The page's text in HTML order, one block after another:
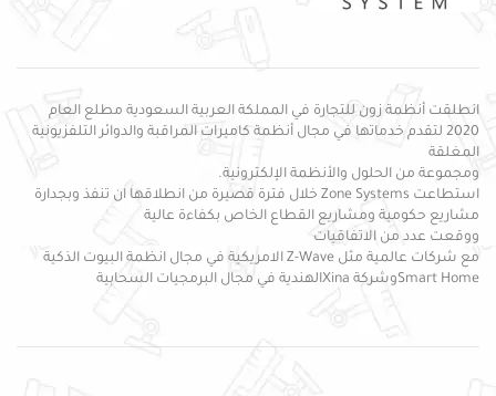
انطلقت أنظمة زون للتجارة في المملكة العربية السعودية مطلع العام
2020 لتقدم خدماتها في مجال أنظمة كاميرات المراقبة والدوائر التلفزيونية
المغلقة
ومجموعة من الحلول والأنظمة الإلكترونية.
استطاعت Zone Systems خلال فترة قصيرة من انطلاقها ان تنفذ وبجدارة
مشاريع حكومية ومشاريع القطاع الخاص بكفاءة عالية
ووقعت عدد من الاتفاقيات
مع شركات عالمية مثل Z-Wave الامريكية في مجال انظمة البيوت الذكية
Smart Homeوشركة Xinaالهندية في مجال البرمجيات السحابية